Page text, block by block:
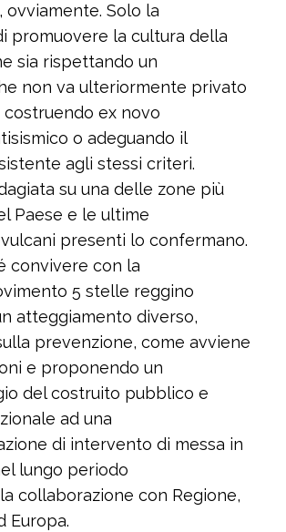
ovviamente. Solo la
promuovere la cultura della
sia rispettando un
non va ulteriormente privato
costruendo ex novo
o adeguando il
agli stessi criteri.
su una delle zone più
Paese e le ultime
presenti lo confermano.
convivere con la
5 stelle reggino
atteggiamento diverso,
prevenzione, come avviene
e proponendo un
del costruito pubblico e
ad una
di intervento di messa in
lungo periodo
collaborazione con Regione,
Europa.